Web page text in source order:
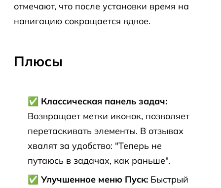
отмечают, что после установки время на
навигацию сокращается вдвое.
Плюсы
✅ Классическая панель задач:
Возвращает метки иконок, позволяет
перетаскивать элементы. В отзывах
хвалят за удобство: "Теперь не
путаюсь в задачах, как раньше".
✅ Улучшенное меню Пуск: Быстрый